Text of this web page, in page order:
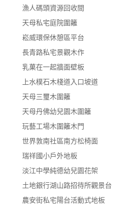
漁人碼頭資源回收間
天母私宅庭院圍籬
崧威環保休憩區平台
長青路私宅景觀木作
乳菓在一起牆面壁板
上水樸石木棧道入口坡道
天母三璽木圍籬
天母丹佛幼兒園木圍籬
玩藝工場木圍籬木門
世界敦南社區南方松椅面
瑞祥國小戶外地板
淡江中學純德幼兒園花架
土地銀行湖山路招待所觀景台
農安街私宅陽台活動式地板